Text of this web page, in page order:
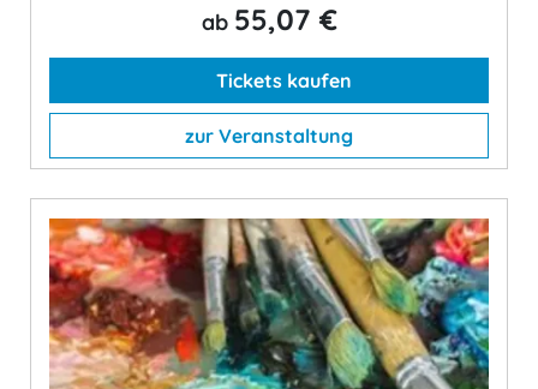
ab 55,07 €
Tickets kaufen
zur Veranstaltung